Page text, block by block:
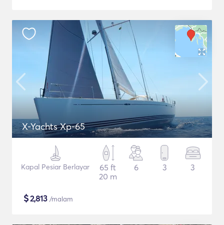
X-Yachts Xp-65
Kapal Pesiar Berlayar
65 ft
20 m
6 3 3
$2,813 /malam